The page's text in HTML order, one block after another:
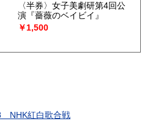
〈半券〉女子美劇研第4回公
演『薔薇のベイビイ』
￥1,500
NHK紅白歌合戦